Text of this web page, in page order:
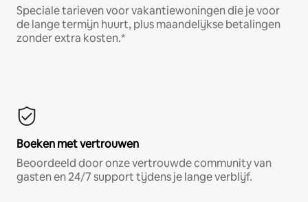
Speciale tarieven voor vakantiewoningen die je voor
de lange termijn huurt, plus maandelijkse betalingen
zonder extra kosten.*
Boeken met vertrouwen
Beoordeeld door onze vertrouwde community van
gasten en 24/7 support tijdens je lange verblijf.